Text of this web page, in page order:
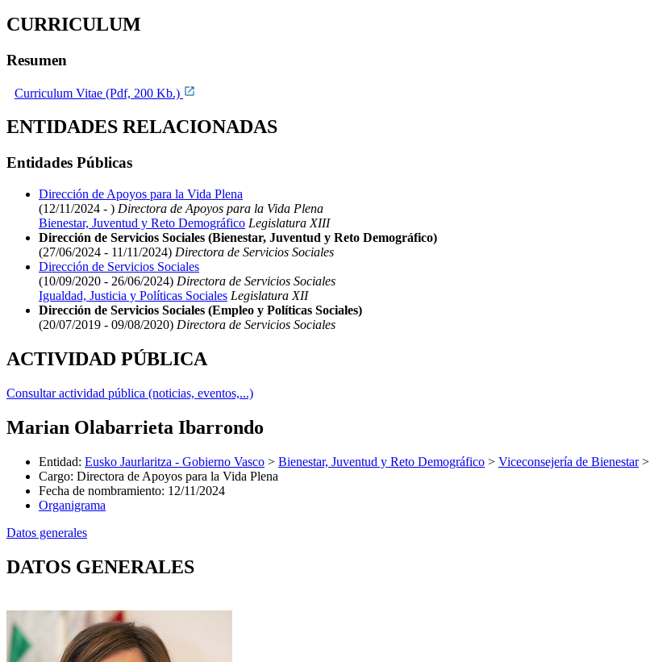
CURRICULUM
Resumen
Curriculum Vitae (Pdf, 200 Kb.)
ENTIDADES RELACIONADAS
Entidades Públicas
Dirección de Apoyos para la Vida Plena
(12/11/2024 - ) Directora de Apoyos para la Vida Plena
Bienestar, Juventud y Reto Demográfico Legislatura XIII
Dirección de Servicios Sociales (Bienestar, Juventud y Reto Demográfico)
(27/06/2024 - 11/11/2024) Directora de Servicios Sociales
Dirección de Servicios Sociales
(10/09/2020 - 26/06/2024) Directora de Servicios Sociales
Igualdad, Justicia y Políticas Sociales Legislatura XII
Dirección de Servicios Sociales (Empleo y Políticas Sociales)
(20/07/2019 - 09/08/2020) Directora de Servicios Sociales
ACTIVIDAD PÚBLICA
Consultar actividad pública (noticias, eventos,...)
Marian Olabarrieta Ibarrondo
Entidad: Eusko Jaurlaritza - Gobierno Vasco > Bienestar, Juventud y Reto Demográfico > Viceconsejería de Bienestar>
Cargo: Directora de Apoyos para la Vida Plena
Fecha de nombramiento: 12/11/2024
Organigrama
Datos generales
DATOS GENERALES